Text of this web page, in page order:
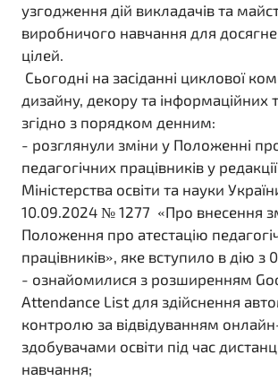
узгодження дій викладачів та
виробничого навчання для
цілей.
Сьогодні на засіданні циклової
дизайну, декору та інформаційних
згідно з порядком денним:
- розглянули зміни у Положенні
педагогічних працівників у
Міністерства освіти та науки
10.09.2024 № 1277 «Про внесення
Положення про атестацію
працівників», яке вступило в дію з
- ознайомилися з розширенням
Attendance List для здійснення
контролю за відвідуванням
здобувачами освіти під час
навчання;